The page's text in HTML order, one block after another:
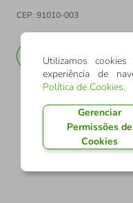
CEP: 91010-003
EN
Utilizamos
experiência de
Política de Cookies.
Gerenciar
Permissões de
Cookies